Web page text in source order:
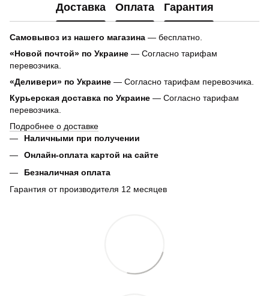
Доставка Оплата Гарантия
Самовывоз из нашего магазина — бесплатно.
«Новой почтой» по Украине — Согласно тарифам
перевозчика.
«Деливери» по Украине — Согласно тарифам перевозчика.
Курьерская доставка по Украине — Согласно тарифам
перевозчика.
Подробнее о доставке
Наличными при получении
Онлайн-оплата картой на сайте
Безналичная оплата
Гарантия от производителя 12 месяцев